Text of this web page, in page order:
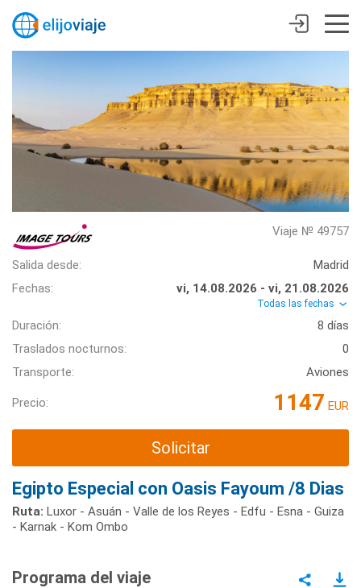
Viaje № 49757
Salida desde:
Madrid
Fechas:
vi, 14.08.2026 - vi, 21.08.2026
Todas las fechas
Duración:
8 días
Traslados nocturnos:
0
Transporte:
Aviones
Precio: 1147 EUR
Solicitar
Egipto Especial con Oasis Fayoum /8 Dias
Ruta: Luxor - Asuán - Valle de los Reyes - Edfu - Esna - Guiza
- Karnak - Kom Ombo
Programa del viaje